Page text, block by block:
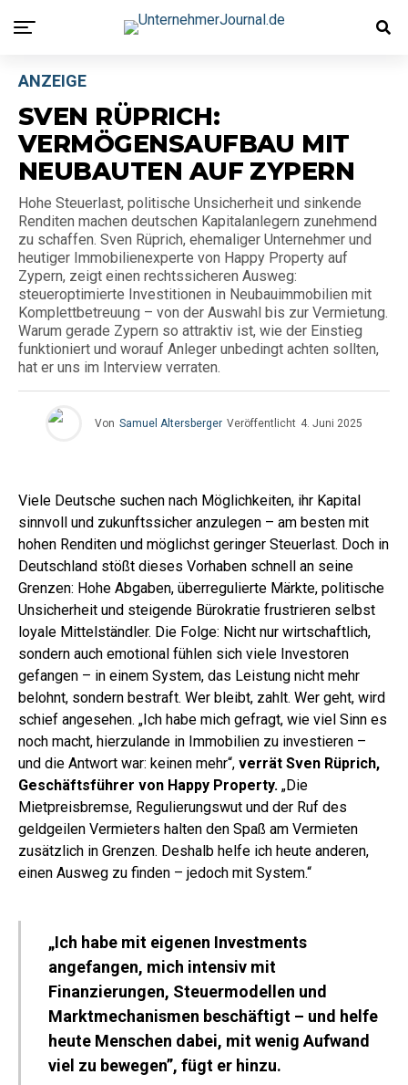
ANZEIGE
SVEN RÜPRICH:
VERMÖGENSAUFBAU MIT
NEUBAUTEN AUF ZYPERN
Hohe Steuerlast, politische Unsicherheit und sinkende
Renditen machen deutschen Kapitalanlegern zunehmend
zu schaffen. Sven Rüprich, ehemaliger Unternehmer und
heutiger Immobilienexperte von Happy Property auf
Zypern, zeigt einen rechtssicheren Ausweg:
steueroptimierte Investitionen in Neubauimmobilien mit
Komplettbetreuung – von der Auswahl bis zur Vermietung.
Warum gerade Zypern so attraktiv ist, wie der Einstieg
funktioniert und worauf Anleger unbedingt achten sollten,
hat er uns im Interview verraten.
Von Samuel Altersberger Veröffentlicht 4. Juni 2025
Viele Deutsche suchen nach Möglichkeiten, ihr Kapital
sinnvoll und zukunftssicher anzulegen – am besten mit
hohen Renditen und möglichst geringer Steuerlast. Doch in
Deutschland stößt dieses Vorhaben schnell an seine
Grenzen: Hohe Abgaben, überregulierte Märkte, politische
Unsicherheit und steigende Bürokratie frustrieren selbst
loyale Mittelständler. Die Folge: Nicht nur wirtschaftlich,
sondern auch emotional fühlen sich viele Investoren
gefangen – in einem System, das Leistung nicht mehr
belohnt, sondern bestraft. Wer bleibt, zahlt. Wer geht, wird
schief angesehen. „Ich habe mich gefragt, wie viel Sinn es
noch macht, hierzulande in Immobilien zu investieren –
und die Antwort war: keinen mehr“, verrät Sven Rüprich,
Geschäftsführer von Happy Property. „Die
Mietpreisbremse, Regulierungswut und der Ruf des
geldgeilen Vermieters halten den Spaß am Vermieten
zusätzlich in Grenzen. Deshalb helfe ich heute anderen,
einen Ausweg zu finden – jedoch mit System.“
„Ich habe mit eigenen Investments
angefangen, mich intensiv mit
Finanzierungen, Steuermodellen und
Marktmechanismen beschäftigt – und helfe
heute Menschen dabei, mit wenig Aufwand
viel zu bewegen”, fügt er hinzu.